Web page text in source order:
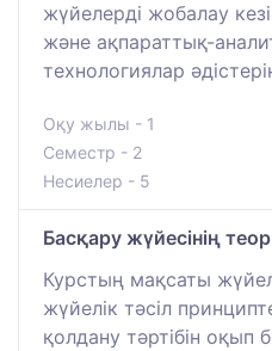
жүйелерді жобалау
және ақпараттық-
технологиялар
Оқу жылы - 1
Семестр - 2
Несиелер - 5
Басқару жүйесінің
Курстың мақсаты
жүйелік тәсіл
қолдану тәртібін оқып